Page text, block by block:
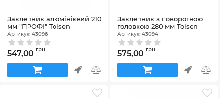
Заклепник алюмінієвий 210
мм "ПРОФІ" Tolsen
Артикул: 43098
547,00 грн
Заклепник з поворотною
головкою 280 мм Tolsen
Артикул: 43094
575,00 грн